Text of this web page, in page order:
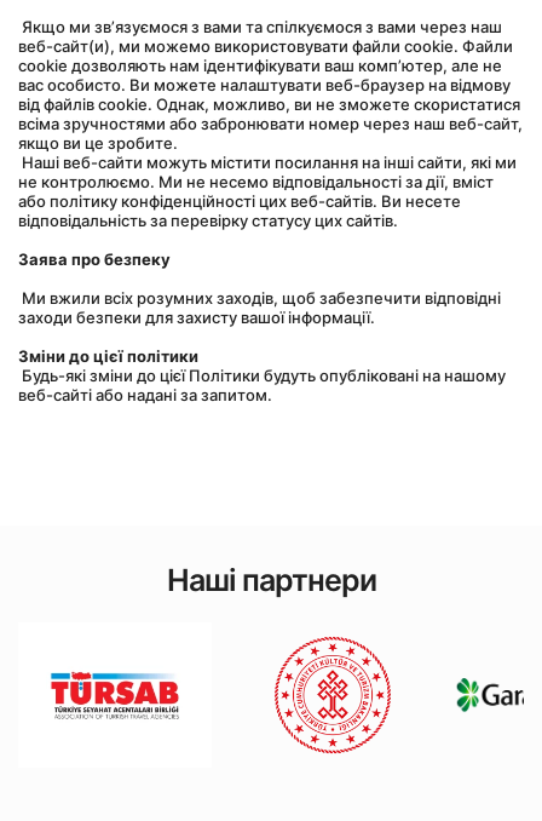
веб-сайт(и), ми можемо використовувати файли cookie. Файли
cookie дозволяють нам ідентифікувати ваш комп’ютер, але не
вас особисто. Ви можете налаштувати веб-браузер на відмову
від файлів cookie. Однак, можливо, ви не зможете скористатися
всіма зручностями або забронювати номер через наш веб-сайт,
якщо ви це зробите.
не контролюємо. Ми не несемо відповідальності за дії, вміст
або політику конфіденційності цих веб-сайтів. Ви несете
відповідальність за перевірку статусу цих сайтів.
Заява про безпеку
заходи безпеки для захисту вашої інформації.
Зміни до цієї політики
веб-сайті або надані за запитом.
Наші партнери